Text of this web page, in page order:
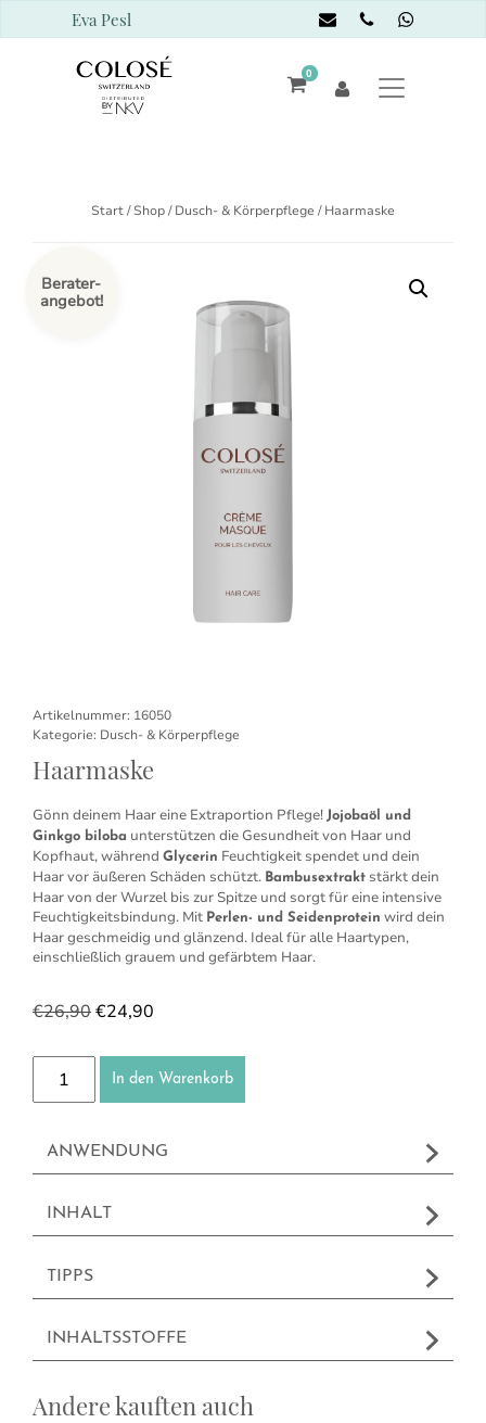
Eva Pesl
0
Start/Shop/Dusch- & Körperpflege / Haarmaske
Berater-
angebot!
Artikelnummer: 16050
Kategorie: Dusch- & Körperpflege
Haarmaske
Gönn deinem Haar eine Extraportion Pflege! Jojobaöl und
Ginkgo biloba unterstützen die Gesundheit von Haar und
Kopfhaut, während Glycerin Feuchtigkeit spendet und dein
Haar vor äußeren Schäden schützt. Bambusextrakt stärkt dein
Haar von der Wurzel bis zur Spitze und sorgt für eine intensive
Feuchtigkeitsbindung. Mit Perlen- und Seidenprotein wird dein
Haar geschmeidig und glänzend. Ideal für alle Haartypen,
einschließlich grauem und gefärbtem Haar.
€26,90€24,90
Haarmaske Menge
In den Warenkorb
ANWENDUNG
INHALT
TIPPS
INHALTSSTOFFE
Andere kauften auch